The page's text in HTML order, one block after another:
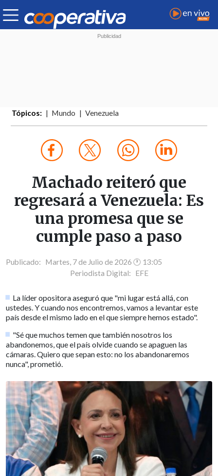
Tópicos: Mundo Venezuela
Machado reiteró que
regresará a Venezuela: Es
una promesa que se
cumple paso a paso
Publicado: Martes, 7 de Julio de 2026 🕐 13:05
Periodista Digital: EFE
La líder opositora aseguró que "mi lugar está allá, con
ustedes. Y cuando nos encontremos, vamos a levantar este
país desde el mismo lado en el que siempre hemos estado".
"Sé que muchos temen que también nosotros los
abandonemos, que el país olvide cuando se apaguen las
cámaras. Quiero que sepan esto: no los abandonaremos
nunca", prometió.